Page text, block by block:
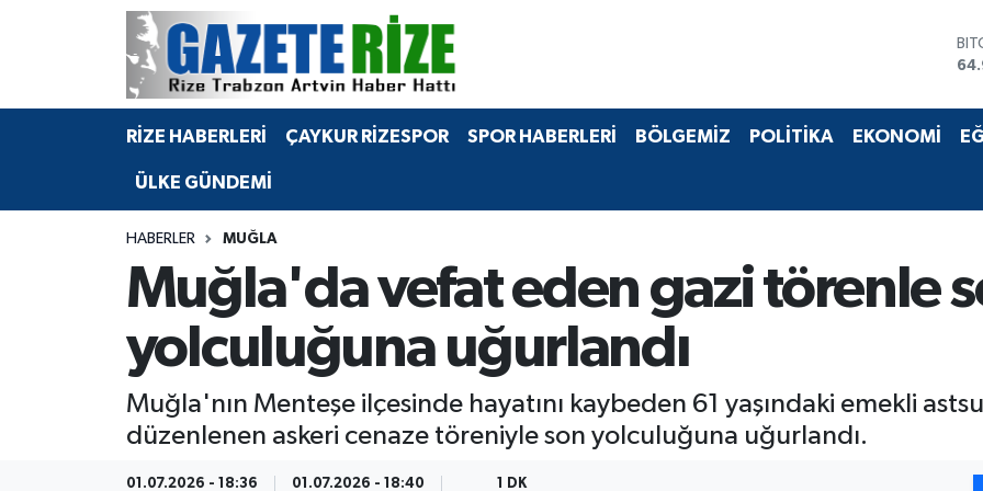
RİZE HABERLERİ ÇAYKUR RİZESPOR SPOR HABERLERİ BÖLGEMİZ POLİTİKA EKONOMİ
ÜLKE GÜNDEMİ
HABERLER MUĞLA
Muğla'da vefat eden gazi törenle
yolculuğuna uğurlandı
Muğla'nın Menteşe ilçesinde hayatını kaybeden 61 yaşındaki emekli
düzenlenen askeri cenaze töreniyle son yolculuğuna uğurlandı.
01.07.2026 - 18:36 01.07.2026 - 18:40 1 DK
BÖLGEMİZ
Bilim Teknoloji
Advertising news
Canlı Maç
Merkez Nöbetçi Eczaneler
Merkez Hava Durumu
Merkez Trafik Yoğunluk Haritası
Tüm Manşetler
Son Dakika Haberleri
Haber Arşivi